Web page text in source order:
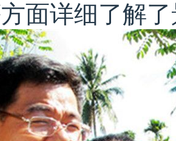
面详细了解